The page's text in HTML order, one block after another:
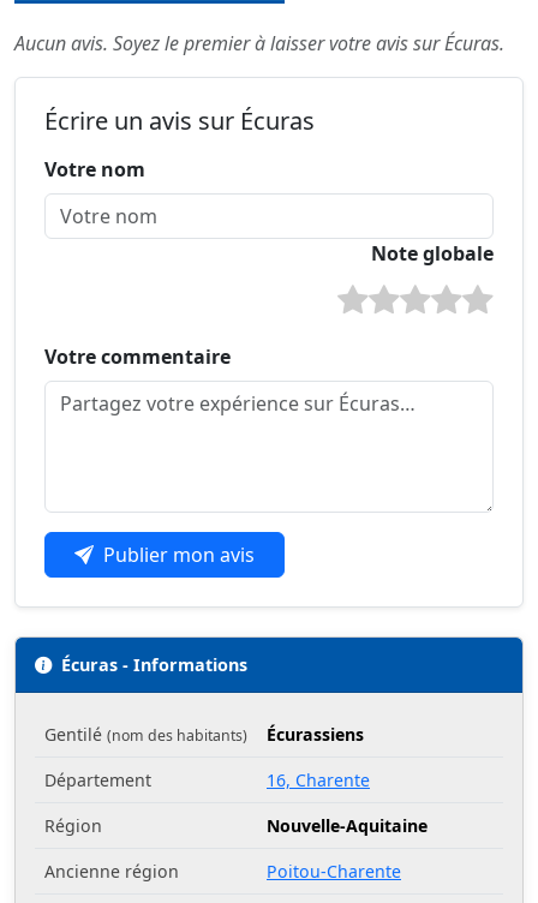
Aucun avis. Soyez le premier à laisser votre avis sur Écuras.
Écrire un avis sur Écuras
Votre nom
Note globale
Votre commentaire
Publier mon avis
Écuras - Informations
Gentilé (nom des habitants)
Écurassiens
Département
16, Charente
Région
Nouvelle-Aquitaine
Ancienne région
Poitou-Charente